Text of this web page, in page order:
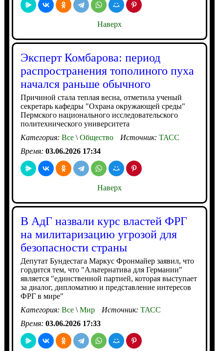
Наверх
Эксперт Комбарова: период
распространения тополиного пуха
начался раньше обычного
Причиной стала теплая весна, отметила ученый
секретарь кафедры "Охрана окружающей среды"
Пермского национального исследовательского
политехнического университета
Категория: Все\Общество Источник: ТАСС
Время: 03.06.2026 17:34
Наверх
В АдГ назвали курс властей ФРГ
на милитаризацию угрозой для
безопасности страны
Депутат Бундестага Маркус Фронмайер заявил, что
гордится тем, что "Альтернатива для Германии"
является "единственной партией, которая выступает
за диалог, дипломатию и представление интересов
ФРГ в мире"
Категория: Все\Мир Источник: ТАСС
Время: 03.06.2026 17:33